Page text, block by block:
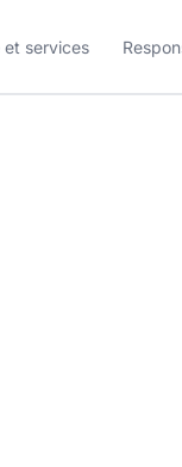
et services